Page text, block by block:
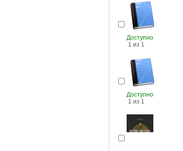
Доступно
1 из 1
Доступно
1 из 1